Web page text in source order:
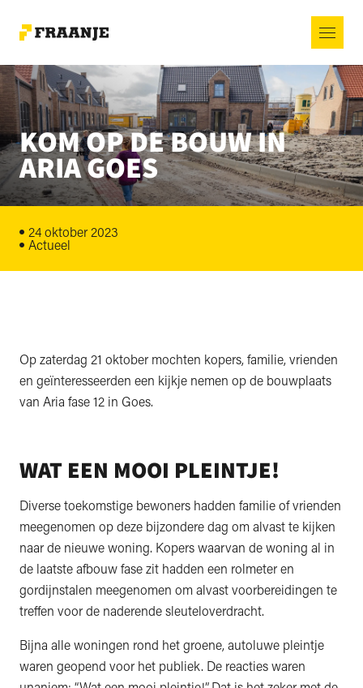
KOM OP DE BOUW IN
ARIA GOES
24 oktober 2023
Actueel
Op zaterdag 21 oktober mochten kopers, familie, vrienden
en geïnteresseerden een kijkje nemen op de bouwplaats
van Aria fase 12 in Goes.
WAT EEN MOOI PLEINTJE!
Diverse toekomstige bewoners hadden familie of vrienden
meegenomen op deze bijzondere dag om alvast te kijken
naar de nieuwe woning. Kopers waarvan de woning al in
de laatste afbouw fase zit hadden een rolmeter en
gordijnstalen meegenomen om alvast voorbereidingen te
treffen voor de naderende sleuteloverdracht.
Bijna alle woningen rond het groene, autoluwe pleintje
waren geopend voor het publiek. De reacties waren